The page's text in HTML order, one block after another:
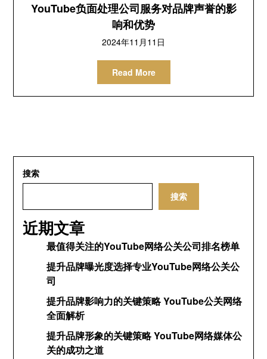
YouTube负面处理公司服务对品牌声誉的影
响和优势
2024年11月11日
Read More
搜索
搜索
近期文章
最值得关注的YouTube网络公关公司排名榜单
提升品牌曝光度选择专业YouTube网络公关公
司
提升品牌影响力的关键策略 YouTube公关网络
全面解析
提升品牌形象的关键策略 YouTube网络媒体公
关的成功之道